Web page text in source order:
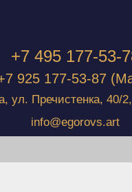
+7 495 177-53-
925 177-53-87
ул. Пречистенка, 40/
info@egorovs.art